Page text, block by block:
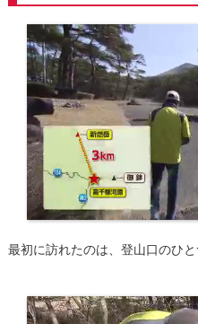
最初に訪れたのは、登山口のひ